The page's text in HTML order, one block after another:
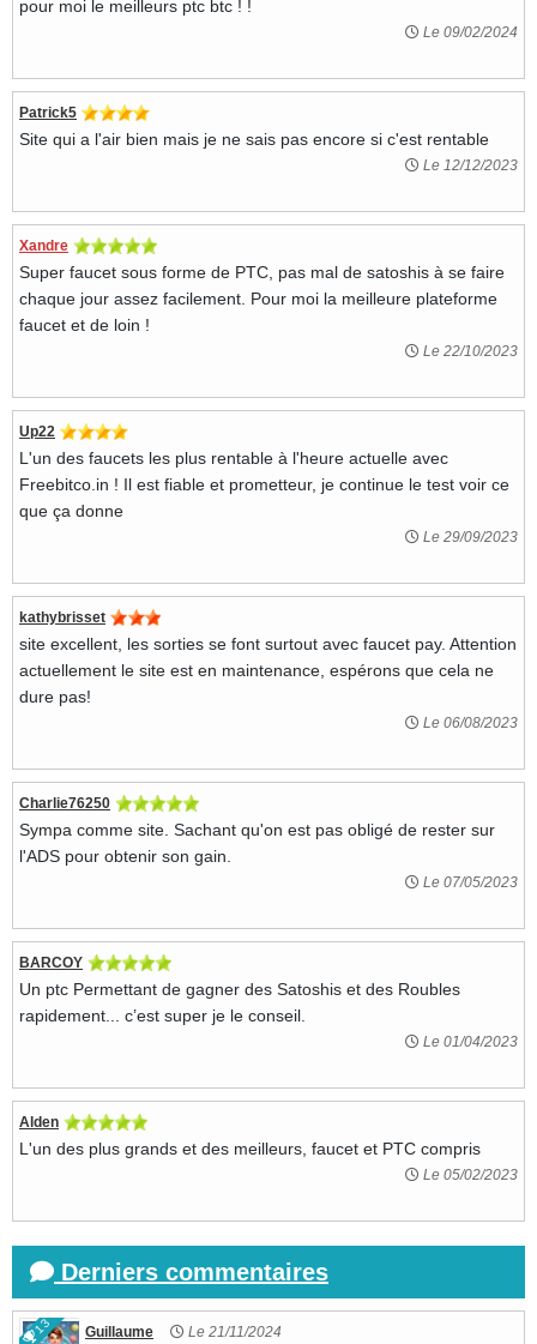
pour moi le meilleurs ptc btc ! !
Le 09/02/2024
Patrick5
Site qui a l'air bien mais je ne sais pas encore si c'est rentable
Le 12/12/2023
Xandre
Super faucet sous forme de PTC, pas mal de satoshis à se faire
chaque jour assez facilement. Pour moi la meilleure plateforme
faucet et de loin !
Le 22/10/2023
Up22
L'un des faucets les plus rentable à l'heure actuelle avec
Freebitco.in ! Il est fiable et prometteur, je continue le test voir ce
que ça donne
Le 29/09/2023
kathybrisset
site excellent, les sorties se font surtout avec faucet pay. Attention
actuellement le site est en maintenance, espérons que cela ne
dure pas!
Le 06/08/2023
Charlie76250
Sympa comme site. Sachant qu'on est pas obligé de rester sur
l'ADS pour obtenir son gain.
Le 07/05/2023
BARCOY
Un ptc Permettant de gagner des Satoshis et des Roubles
rapidement... c’est super je le conseil.
Le 01/04/2023
Alden
L'un des plus grands et des meilleurs, faucet et PTC compris
Le 05/02/2023
Derniers commentaires
13 Guillaume Le 21/11/2024